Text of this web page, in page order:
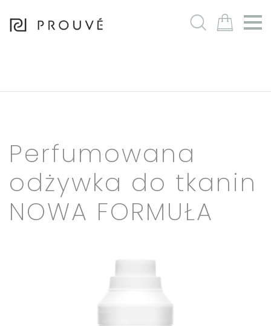
m
Perfumowana
odżywka do tkanin
NOWA FORMUŁA